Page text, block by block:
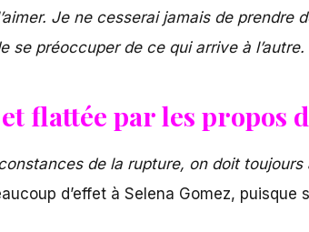
Je ne cesserai jamais de
se préoccuper de ce qui arrive à l’autre.
flattée par les propos
de la rupture, on doit
d’effet à Selena Gomez, puisque